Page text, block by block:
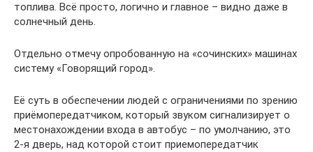
топлива. Всё просто, логично и главное – видно даже в
солнечный день.
Отдельно отмечу опробованную на «сочинских» машинах
систему «Говорящий город».
Её суть в обеспечении людей с ограничениями по зрению
приёмопередатчиком, который звуком сигнализирует о
местонахождении входа в автобус – по умолчанию, это
2-я дверь, над которой стоит приемопередатчик